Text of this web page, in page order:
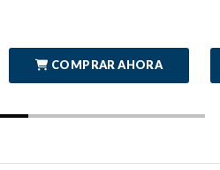
COMPRAR AHORA